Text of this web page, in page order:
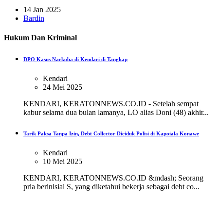
14 Jan 2025
Bardin
Hukum Dan Kriminal
DPO Kasus Narkoba di Kendari di Tangkap
Kendari
24 Mei 2025
KENDARI, KERATONNEWS.CO.ID - Setelah sempat
kabur selama dua bulan lamanya, LO alias Doni (48) akhir...
Tarik Paksa Tanpa Izin, Debt Collector Diciduk Polisi di Kapoiala Konawe
Kendari
10 Mei 2025
KENDARI, KERATONNEWS.CO.ID &mdash; Seorang
pria berinisial S, yang diketahui bekerja sebagai debt co...